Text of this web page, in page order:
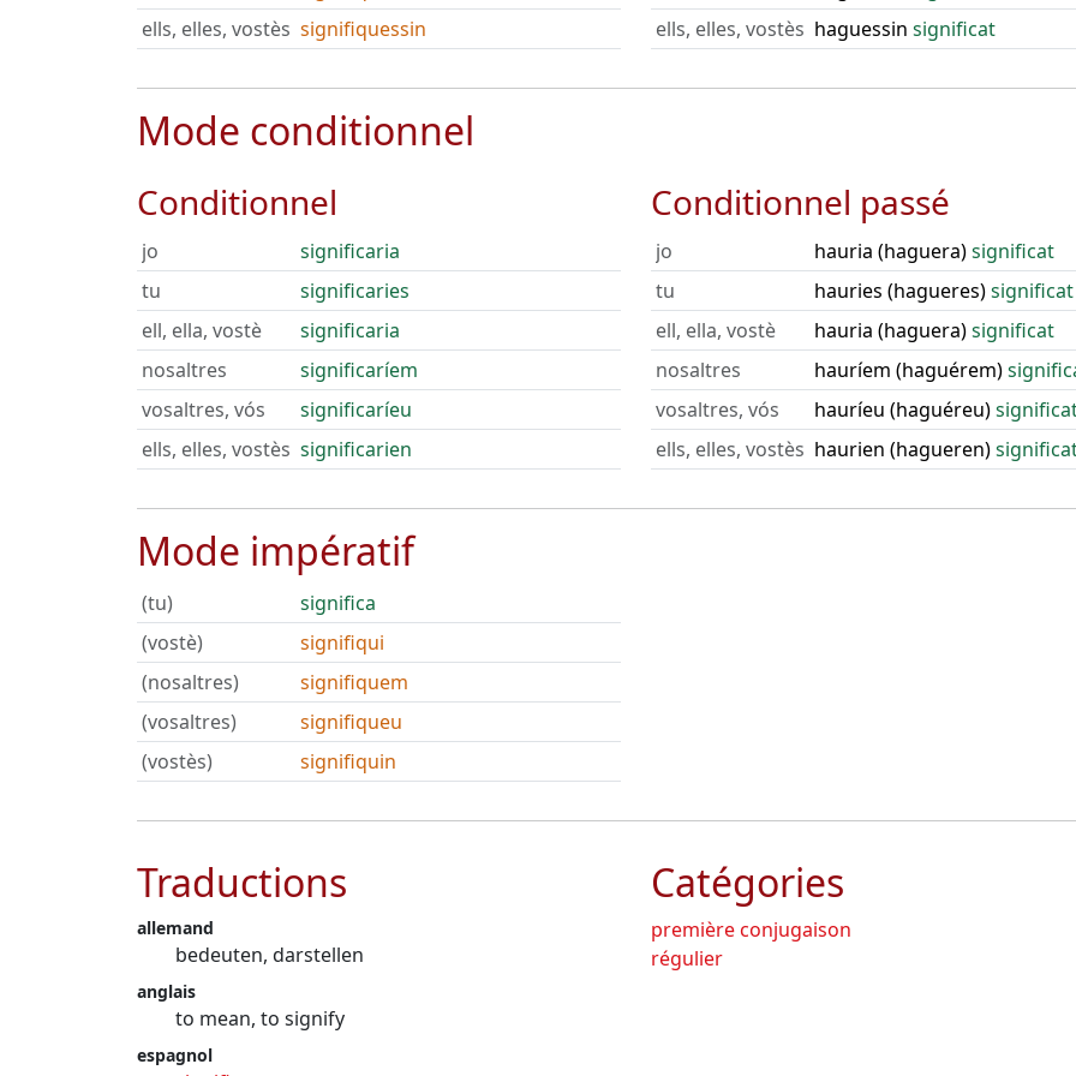
ells, elles, vostès signifiquessin
ells, elles, vostès haguessin significat
Mode conditionnel
Conditionnel
jo
significaria
tu
significaries
ell, ella, vostè
significaria
nosaltres
significaríem
vosaltres, vós
significaríeu
ells, elles, vostès significarien
Conditionnel passé
jo hauria (haguera)significat
tu
hauries (hagueres)significat
ell, ella, vostè
hauria (haguera)significat
nosaltres
hauríem (haguérem)
vosaltres, vós
hauríeu (haguéreu)
ells, elles, vostès haurien (hagueren)
Mode impératif
(tu)
significa
(vostè)
signifiqui
(nosaltres)
signifiquem
(vosaltres)
signifiqueu
(vostès)
signifiquin
Catégories
première conjugaison
régulier
Traductions
allemand
bedeuten, darstellen
anglais
to mean, to signify
espagnol